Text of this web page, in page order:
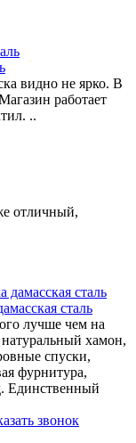
видно не ярко. В
работает
..
отличный,
сталь
лучше чем на
хамон,
спуски,
фурнитура,
Единственный
звонок